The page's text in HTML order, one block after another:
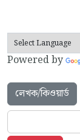
Powered by
লেখক/কিওয়ার্ড